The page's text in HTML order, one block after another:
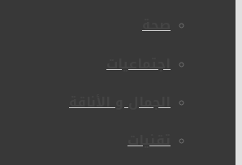
صحة
اجتماعيات
الجمال و الأناقة
تقنيات